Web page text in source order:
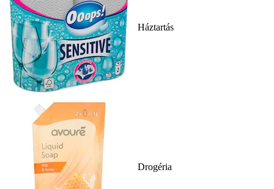
Háztartás
Drogéria